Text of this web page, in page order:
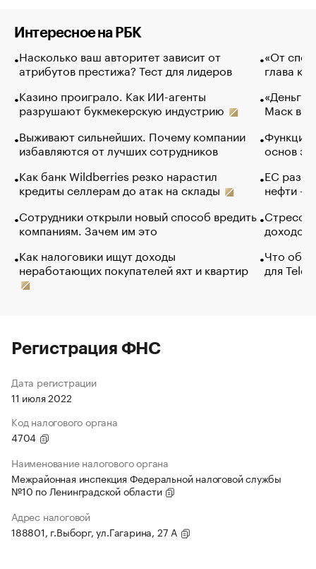
Интересное на РБК
Насколько ваш авторитет зависит от
атрибутов престижа? Тест для лидеров
Казино проиграло. Как ИИ-агенты
разрушают букмекерскую индустрию
Выживают сильнейших. Почему компании
избавляются от лучших сотрудников
Как банк Wildberries резко нарастил
кредиты селлерам до атак на склады
Сотрудники открыли новый способ вредить
компаниям. Зачем им это
Как налоговики ищут доходы
неработающих покупателей яхт и квартир
«От
глава
«Деньги
Маск в
Функции
основ
ЕС
нефти —
Стресс
доходов
Что
для
Регистрация ФНС
Дата регистрации
11 июля 2022
Код налогового органа
4704
Наименование налогового органа
Межрайонная инспекция Федеральной налоговой службы
№10 по Ленинградской области
Адрес налоговой
188801, г.Выборг, ул.Гагарина, 27 А